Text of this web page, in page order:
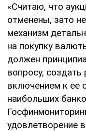
«Считаю, что
отменены, зато
механизм
на покупку
должен
вопросу, создать
включением к ее
наибольших
удовлетворение